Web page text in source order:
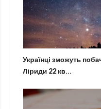
Українці зможуть
Ліриди 22 кв...